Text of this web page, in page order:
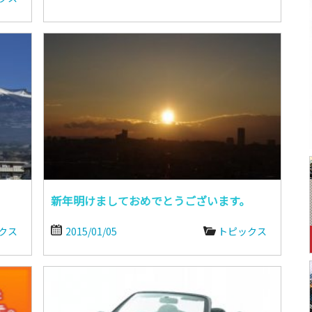
ス
新年明けましておめでとうございます。
2015/01/05 トピックス